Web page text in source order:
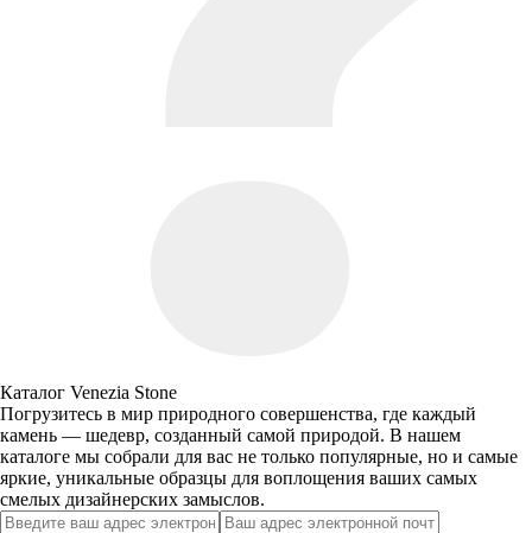
Каталог Venezia Stone
Погрузитесь в мир природного совершенства, где каждый
камень — шедевр, созданный самой природой. В нашем
каталоге мы собрали для вас не только популярные, но и самые
яркие, уникальные образцы для воплощения ваших самых
смелых дизайнерских замыслов.